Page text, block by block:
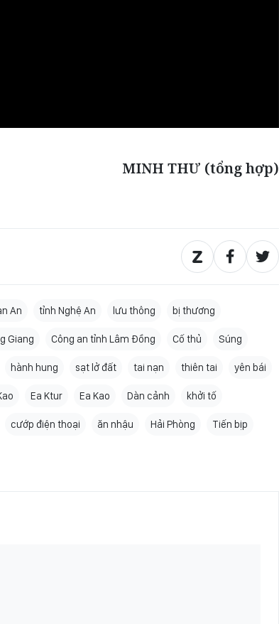
MINH THƯ (tổng hợp)
An tỉnh Nghệ An lưu thông bị thương
Giang Công an tỉnh Lâm Đồng Cố thủ Súng
hành hung sạt lở đất tai nạn thiên tai yên bái
Ea Ktur Ea Kao Dàn cảnh khởi tố
cướp điện thoại ăn nhậu Hải Phòng Tiến bịp